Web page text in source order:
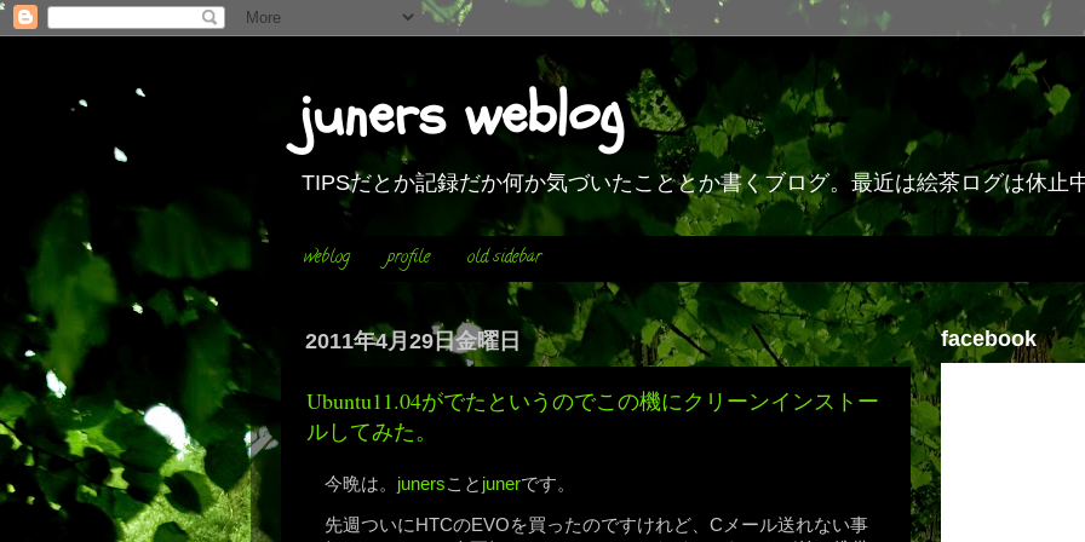
juners weblog
TIPSだとか記録だか何か気づいたこととか書くブログ。最近は絵茶ログは休止
weblog profile old sidebar
2011年4月29日金曜日
Ubuntu11.04がでたというのでこの機にクリーンインストー
ルしてみた。
今晩は。 junersこと junerです。
先週ついにHTCのEVOを買ったのですけれど、Cメール送れない事
facebook